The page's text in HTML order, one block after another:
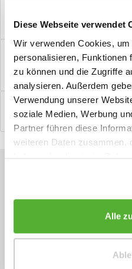
Diese Webseite verwendet
Wir verwenden Cookies,
personalisieren, Funktionen
zu können und die Zugriffe
analysieren. Außerdem
Verwendung unserer
soziale Medien, Werbung
Partner führen diese
weiteren Daten zusammen,
Alle
Windfangelemente online am
einbaufertig bestellen. In
Bewertungen
0
Bewertungen lesen,
Sie haben
+49 (0)4244 965 34 04